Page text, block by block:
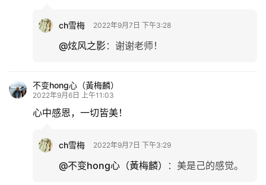
ch雪梅 2022年9月7日 下午3:28
@炫风之影： 谢谢老师！
不变hong心（黃梅麟）
2022年9月6日 上午11:03
心中感恩，一切皆美！
ch雪梅 2022年9月7日 下午3:29
@不变hong心（黃梅麟） ： 美是己的感觉。